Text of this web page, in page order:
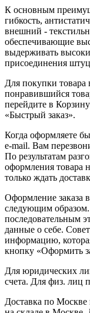
К основным
гибкость,
внешний -
обеспечивающие
выдерживать
присоединения
Для покупки товара
понравившийся
перейдите в
«Быстрый заказ».
Когда оформляете
e-mail. Вам
По результатам
оформления товара
только ждать
Оформление заказа
следующим
последовательным
данные о себе.
информацию,
кнопку «Оформить
Для юридических
счета. Для физ. лиц
Доставка по Москве